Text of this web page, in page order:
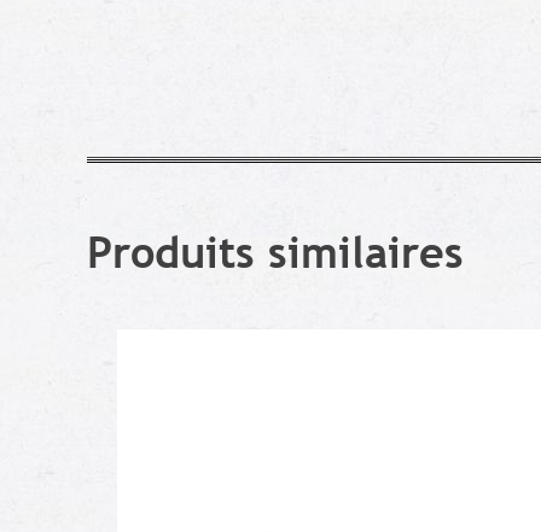
Produits similaires